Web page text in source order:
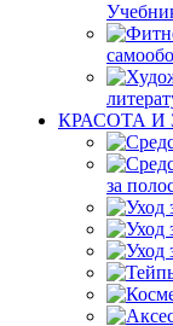
КРАСОТА И
за